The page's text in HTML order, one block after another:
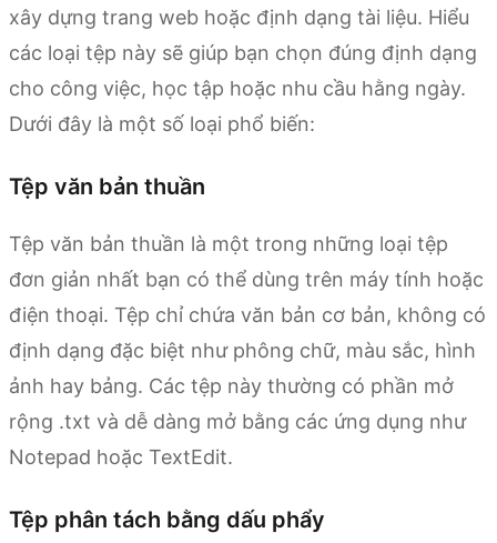
xây dựng trang web hoặc định dạng tài liệu. Hiểu
các loại tệp này sẽ giúp bạn chọn đúng định dạng
cho công việc, học tập hoặc nhu cầu hằng ngày.
Dưới đây là một số loại phổ biến:
Tệp văn bản thuần
Tệp văn bản thuần là một trong những loại tệp
đơn giản nhất bạn có thể dùng trên máy tính hoặc
điện thoại. Tệp chỉ chứa văn bản cơ bản, không có
định dạng đặc biệt như phông chữ, màu sắc, hình
ảnh hay bảng. Các tệp này thường có phần mở
rộng .txt và dễ dàng mở bằng các ứng dụng như
Notepad hoặc TextEdit.
Tệp phân tách bằng dấu phẩy